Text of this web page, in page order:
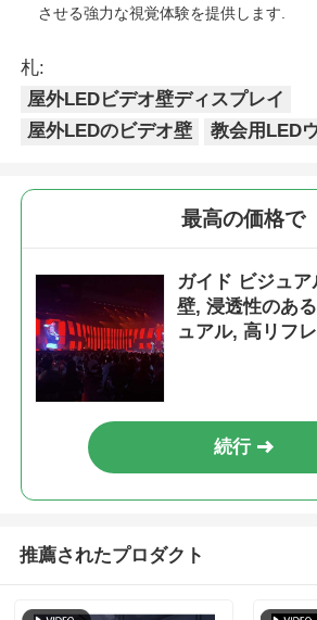
透明なLEDディスプレイ
屋外の導かれた看板
させる強力な視覚体験を提供します.
札:
屋外LEDビデオ壁ディスプレイ
屋外LEDのビデオ壁
教会用LED
最高の価格で
ガイド ビジュ
壁, 浸透性のあ
ュアル, 高リフ
続行
推薦されたプロダクト